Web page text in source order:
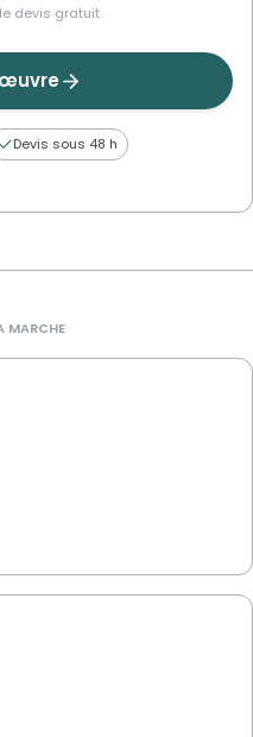
devis gratuit.
Devis sous 48 h
MARCHE